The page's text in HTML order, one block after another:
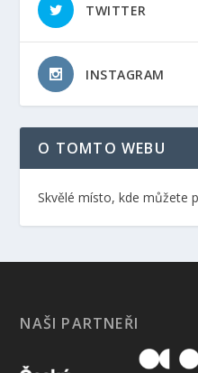
TWITTER
INSTAGRAM
O TOMTO WEBU
Skvělé místo, kde můžete
NAŠI PARTNEŘI